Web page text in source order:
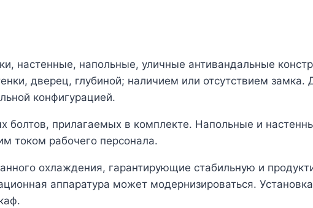
настенные, напольные, уличные антивандальные
дверец, глубиной; наличием или отсутствием замка.
конфигурацией.
прилагаемых в комплекте. Напольные и
током рабочего персонала.
охлаждения, гарантирующие стабильную и
аппаратура может модернизироваться.